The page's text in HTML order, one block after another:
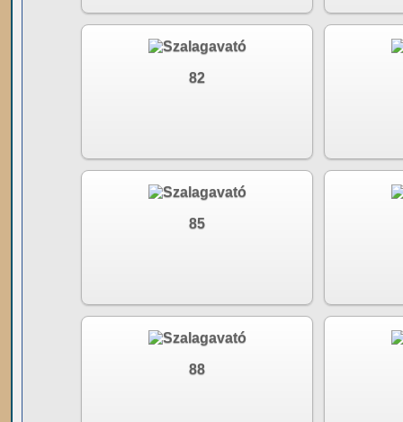
82
85
88